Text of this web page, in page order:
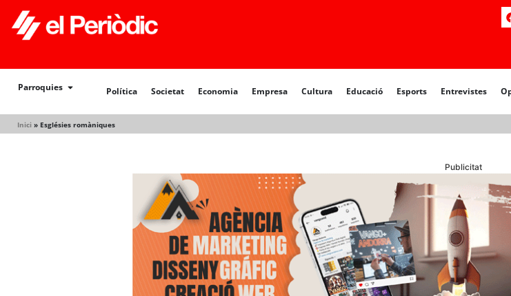
Parroquies Política Societat Economia Empresa Cultura Educació Esports Entrevistes
Inici » Esglésies romàniques
Política Societat Opinió
Publicitat